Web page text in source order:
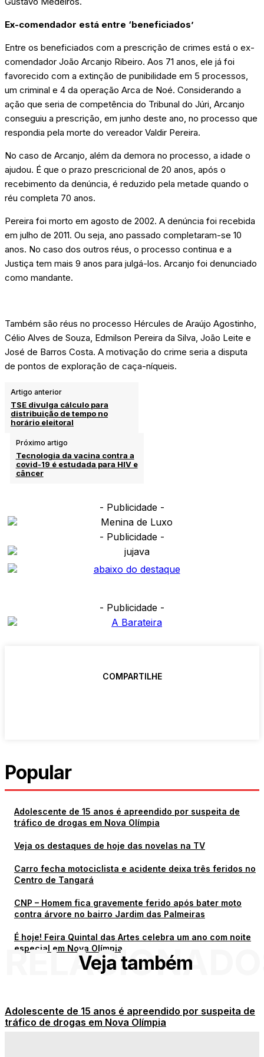
Ex-comendador está entre ‘beneficiados’
Entre os beneficiados com a prescrição de crimes está o ex-
comendador João Arcanjo Ribeiro. Aos 71 anos, ele já foi
favorecido com a extinção de punibilidade em 5 processos,
um criminal e 4 da operação Arca de Noé. Considerando a
ação que seria de competência do Tribunal do Júri, Arcanjo
conseguiu a prescrição, em junho deste ano, no processo que
respondia pela morte do vereador Valdir Pereira.
No caso de Arcanjo, além da demora no processo, a idade o
ajudou. É que o prazo prescricional de 20 anos, após o
recebimento da denúncia, é reduzido pela metade quando o
réu completa 70 anos.
Pereira foi morto em agosto de 2002. A denúncia foi recebida
em julho de 2011. Ou seja, ano passado completaram-se 10
anos. No caso dos outros réus, o processo continua e a
Justiça tem mais 9 anos para julgá-los. Arcanjo foi denunciado
como mandante.
Também são réus no processo Hércules de Araújo Agostinho,
Célio Alves de Souza, Edmilson Pereira da Silva, João Leite e
José de Barros Costa. A motivação do crime seria a disputa
de pontos de exploração de caça-níqueis.
Artigo anterior
TSE divulga cálculo para
distribuição de tempo no
horário eleitoral
Próximo artigo
Tecnologia da vacina contra a
covid-19 é estudada para HIV e
câncer
- Publicidade -
- Publicidade -
- Publicidade -
COMPARTILHE
Popular
Adolescente de 15 anos é apreendido por suspeita de
tráfico de drogas em Nova Olímpia
Veja os destaques de hoje das novelas na TV
Carro fecha motociclista e acidente deixa três feridos no
Centro de Tangará
CNP – Homem fica gravemente ferido após bater moto
contra árvore no bairro Jardim das Palmeiras
É hoje! Feira Quintal das Artes celebra um ano com noite
especial em Nova Olímpia
Veja também
Adolescente de 15 anos é apreendido por suspeita de
tráfico de drogas em Nova Olímpia